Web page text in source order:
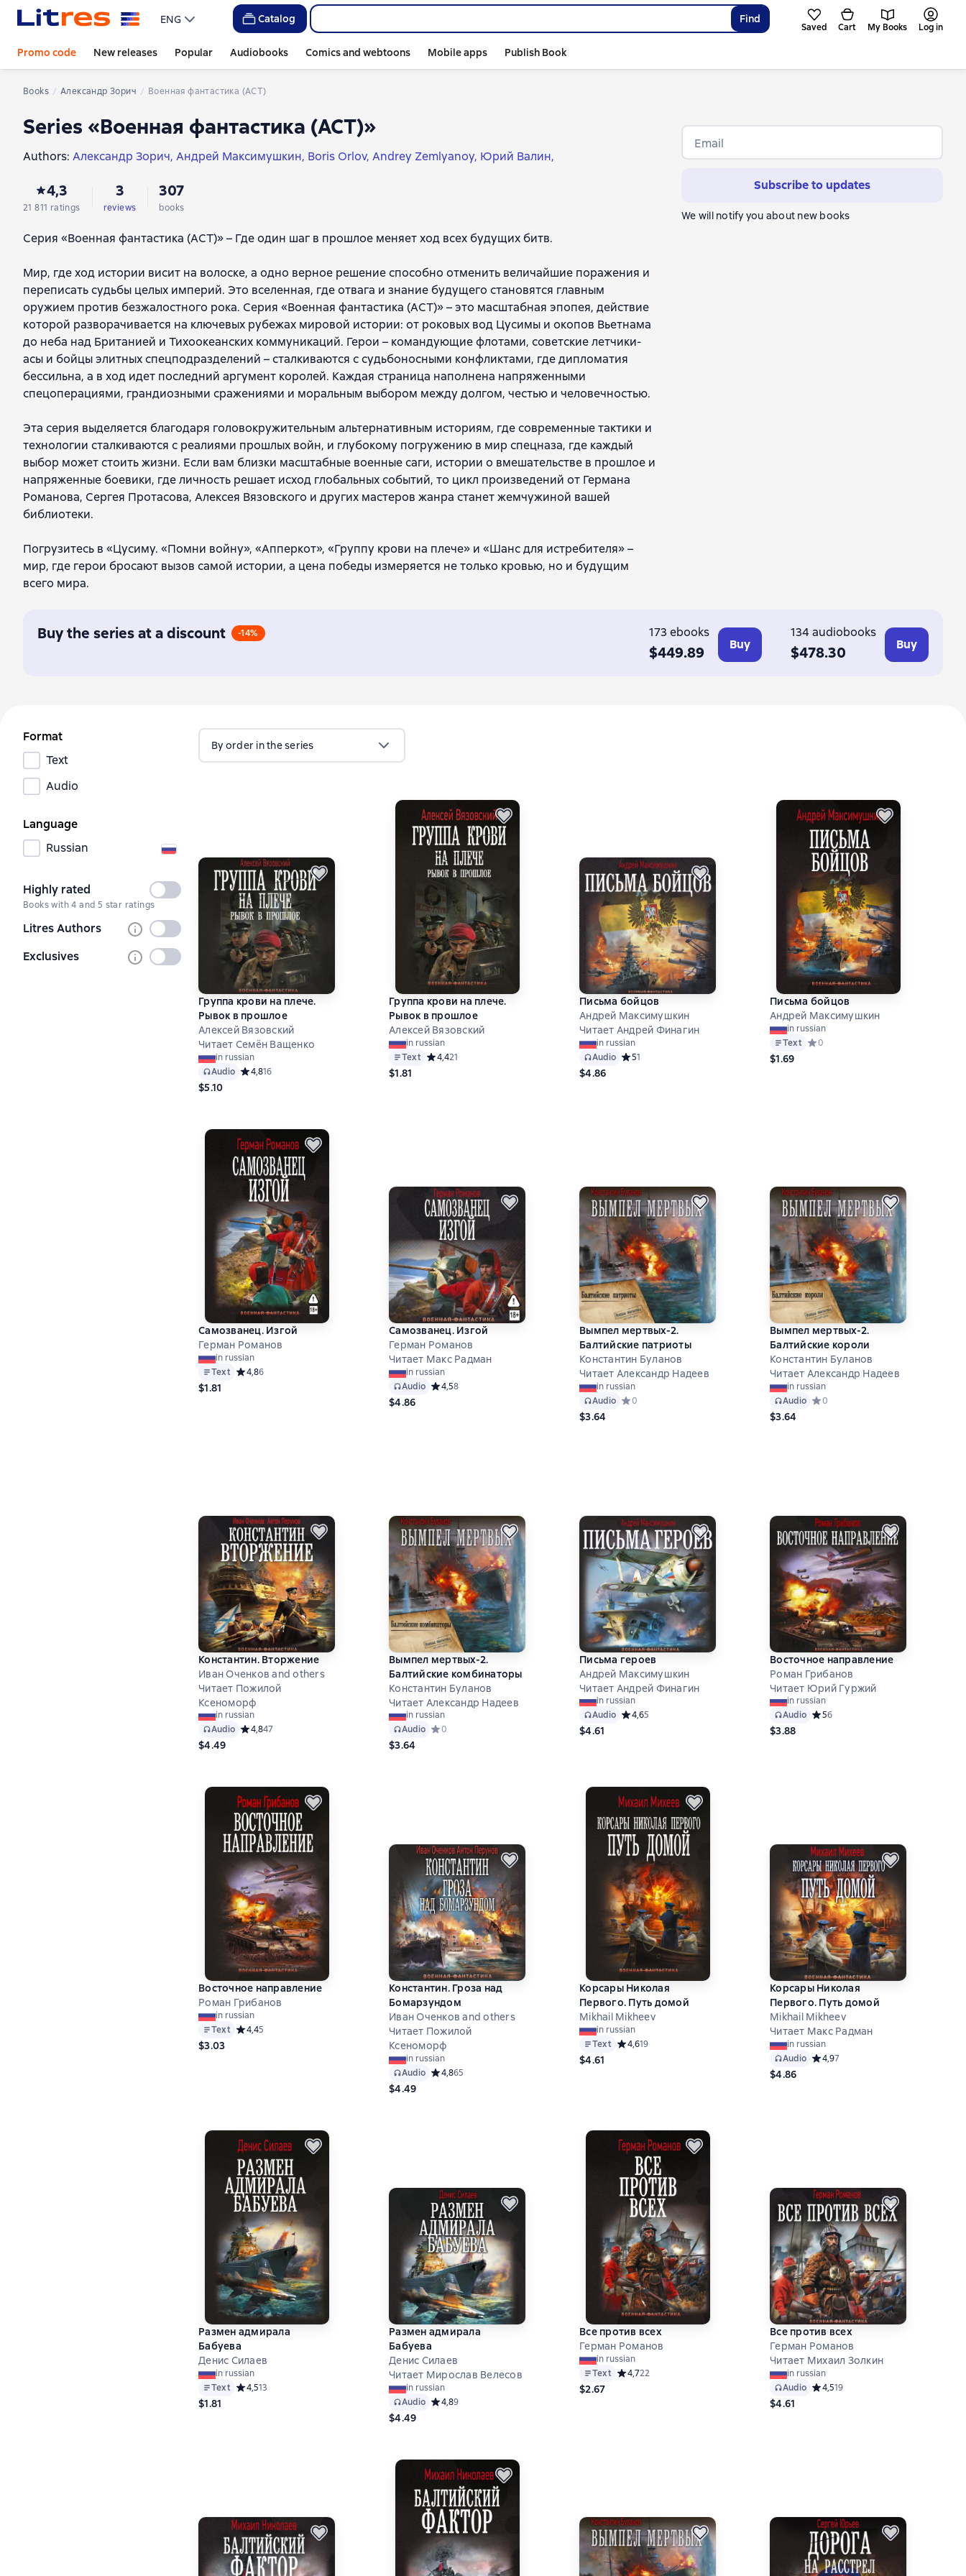
ENG Catalog Find
Saved Cart My Books Log in
Promo code New releases Popular Audiobooks Comics and webtoons Mobile apps Publish Book
Books Александр Зорич Военная фантастика (АСТ)
Series «Военная фантастика (АСТ)»
Authors: Александр Зорич Андрей Максимушкин Boris Orlov Andrey Zemlyanoy Юрий Валин
Ростислав Марченко
Олег Кожевников
Николай Инодин Антон Перунов
Alexander Khranikov Евгений Белогорский Михаил Алексеев Виктор Мишин Рустам Максимов
Владислав Колмаков Б. Беломор Сергей Протасов Александр Ярославцев Виктор Старицын Евгений Панов
Иван Некрасов Сержант Леший Августин Ангелов Сергей Юрьев Ольга Черкунова Денис Силаев
4,3
21 811 ratings
3
reviews
307
books
Серия «Военная фантастика (АСТ)» – Где один шаг в прошлое меняет ход всех будущих битв.
Мир, где ход истории висит на волоске, а одно верное решение способно отменить величайшие поражения и
переписать судьбы целых империй. Это вселенная, где отвага и знание будущего становятся главным
оружием против безжалостного рока. Серия «Военная фантастика (АСТ)» – это масштабная эпопея, действие
которой разворачивается на ключевых рубежах мировой истории: от роковых вод Цусимы и окопов Вьетнама
до неба над Британией и Тихоокеанских коммуникаций. Герои – командующие флотами, советские летчики-
асы и бойцы элитных спецподразделений – сталкиваются с судьбоносными конфликтами, где дипломатия
бессильна, а в ход идет последний аргумент королей. Каждая страница наполнена напряженными
спецоперациями, грандиозными сражениями и моральным выбором между долгом, честью и человечностью.
Эта серия выделяется благодаря головокружительным альтернативным историям, где современные тактики и
технологии сталкиваются с реалиями прошлых войн, и глубокому погружению в мир спецназа, где каждый
выбор может стоить жизни. Если вам близки масштабные военные саги, истории о вмешательстве в прошлое и
напряженные боевики, где личность решает исход глобальных событий, то цикл произведений от Германа
Романова, Сергея Протасова, Алексея Вязовского и других мастеров жанра станет жемчужиной вашей
библиотеки.
Погрузитесь в «Цусиму. «Помни войну», «Апперкот», «Группу крови на плече» и «Шанс для истребителя» –
мир, где герои бросают вызов самой истории, а цена победы измеряется не только кровью, но и будущим
всего мира.
Email
Subscribe to updates
We will notify you about new books
Buy the series at a discount -14% 173 ebooks
$449.89 Buy
134 audiobooks
$478.30 Buy
Format
Text
Audio
Language
Russian
Highly rated
Not
selected
Books with 4 and 5 star ratings
Litres Authors
Not
selected
Exclusives
Not
By order in the series
Группа крови на плече.
Рывок в прошлое
Алексей Вязовский
Читает Семён Ващенко
in russian
Audio Средний рейтинг 4,8 на основе 16 оценок
4,816
$5.10
Группа крови на плече.
Рывок в прошлое
Алексей Вязовский
in russian
Text Средний рейтинг 4,4 на основе 21 оценок
4,421
$1.81
Письма бойцов
Андрей Максимушкин
Читает Андрей Финагин
in russian
Audio Средний рейтинг 5 на основе 1 оценок
51
$4.86
Письма бойцов
Андрей Максимушкин
in russian
Text Средний рейтинг 0 на основе 0
0
$1.69
Самозванец. Изгой
Герман Романов
in russian
Text Средний рейтинг 4,8 на основе 6 оценок
4,86
$1.81
Самозванец. Изгой
Герман Романов
Читает Макс Радман
in russian
Audio Средний рейтинг 4,5 на основе 8 оценок
4,58
$4.86
Вымпел мертвых-2.
Балтийские патриоты
Константин Буланов
Читает Александр Надеев
in russian
Audio Средний рейтинг 0 на основе 0 оценок
0
$3.64
Вымпел мертвых-2.
Балтийские короли
Константин Буланов
Читает Александр Надеев
in russian
Audio Средний рейтинг 0 на основе 0
0
$3.64
Константин. Вторжение
Иван Оченков and others
Читает Пожилой
Ксеноморф
in russian
Audio Средний рейтинг 4,8 на основе 47 оценок
4,847
$4.49
Вымпел мертвых-2.
Балтийские комбинаторы
Константин Буланов
Читает Александр Надеев
in russian
Audio Средний рейтинг 0 на основе 0 оценок
0
$3.64
Письма героев
Андрей Максимушкин
Читает Андрей Финагин
in russian
Audio Средний рейтинг 4,6 на основе 5 оценок
4,65
$4.61
Восточное направление
Роман Грибанов
Читает Юрий Гуржий
in russian
Audio Средний рейтинг 5 на основе 6
56
$3.88
Восточное направление
Роман Грибанов
in russian
Text Средний рейтинг 4,4 на основе 5 оценок
4,45
$3.03
Константин. Гроза над
Бомарзундом
Иван Оченков and others
Читает Пожилой
Ксеноморф
in russian
Audio Средний рейтинг 4,8 на основе 65 оценок
4,865
$4.49
Корсары Николая
Первого. Путь домой
Mikhail Mikheev
in russian
Text Средний рейтинг 4,6 на основе 19 оценок
4,619
$4.61
Корсары Николая
Первого. Путь домой
Mikhail Mikheev
Читает Макс Радман
in russian
Audio Средний рейтинг 4,9 на основе 7
4,97
$4.86
Размен адмирала
Бабуева
Денис Силаев
in russian
Text Средний рейтинг 4,5 на основе 13 оценок
4,513
$1.81
Размен адмирала
Бабуева
Денис Силаев
Читает Мирослав Велесов
in russian
Audio Средний рейтинг 4,8 на основе 9 оценок
4,89
$4.49
Все против всех
Герман Романов
in russian
Text Средний рейтинг 4,7 на основе 22 оценок
4,722
$2.67
Все против всех
Герман Романов
Читает Михаил Золкин
in russian
Audio Средний рейтинг 4,5 на основе 19
4,519
$4.61